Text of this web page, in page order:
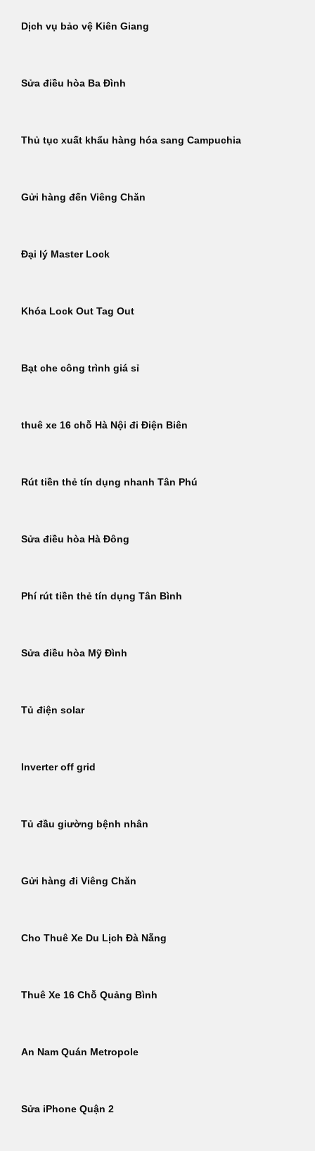
Dịch vụ bảo vệ Kiên Giang
Sửa điều hòa Ba Đình
Thủ tục xuất khẩu hàng hóa sang Campuchia
Gửi hàng đến Viêng Chăn
Đại lý Master Lock
Khóa Lock Out Tag Out
Bạt che công trình giá sỉ
thuê xe 16 chỗ Hà Nội đi Điện Biên
Rút tiền thẻ tín dụng nhanh Tân Phú
Sửa điều hòa Hà Đông
Phí rút tiền thẻ tín dụng Tân Bình
Sửa điều hòa Mỹ Đình
Tủ điện solar
Inverter off grid
Tủ đầu giường bệnh nhân
Gửi hàng đi Viêng Chăn
Cho Thuê Xe Du Lịch Đà Nẵng
Thuê Xe 16 Chỗ Quảng Bình
An Nam Quán Metropole
Sửa iPhone Quận 2